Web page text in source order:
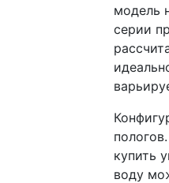
модель
серии
купить
воду